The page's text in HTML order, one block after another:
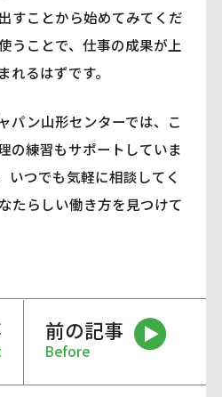
すことから始めてみてくだ
うことで、仕事の成果が上
れるはずです。
パン山形センターでは、こ
の練習もサポートしていま
いつでも気軽に相談してく
たらしい働き方を見つけて
前の記事
Before